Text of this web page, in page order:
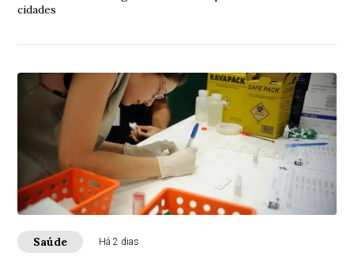
cidades
Saúde Há 2 dias